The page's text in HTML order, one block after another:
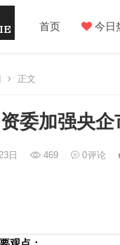
首页 今日
正文
委加强央
日 469 0评论